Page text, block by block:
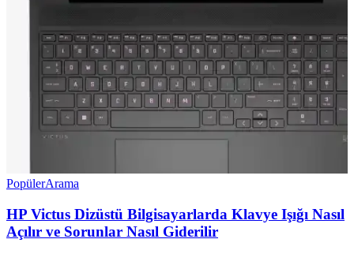
PopülerArama
HP Victus Dizüstü Bilgisayarlarda Klavye Işığı Nasıl
Açılır ve Sorunlar Nasıl Giderilir